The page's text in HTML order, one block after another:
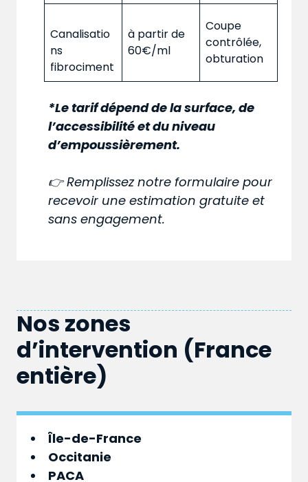
Canalisatio
ns
fibrociment
à partir de
60€/ml
Coupe
contrôlée,
obturation
*Le tarif dépend de la surface, de
l’accessibilité et du niveau
d’empoussièrement.
👉 Remplissez notre formulaire pour
recevoir une estimation gratuite et
sans engagement.
Nos zones
d’intervention (France
entière)
Île-de-France
Occitanie
PACA